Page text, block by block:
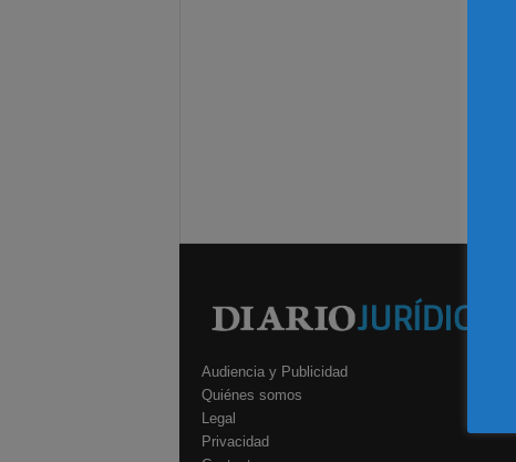
Audiencia y Publicidad
Quiénes somos
Legal
Privacidad